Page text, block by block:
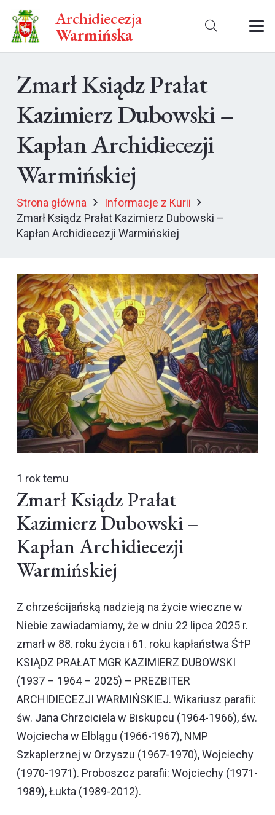
Archidiecezja
Warmińska
Zmarł Ksiądz Prałat
Kazimierz Dubowski –
Kapłan Archidiecezji
Warmińskiej
Strona główna
Informacje z Kurii
Zmarł Ksiądz Prałat Kazimierz Dubowski –
Kapłan Archidiecezji Warmińskiej
1 rok temu
Zmarł Ksiądz Prałat
Kazimierz Dubowski –
Kapłan Archidiecezji
Warmińskiej
Z chrześcijańską nadzieją na życie wieczne w
Niebie zawiadamiamy, że w dniu 22 lipca 2025 r.
zmarł w 88. roku życia i 61. roku kapłaństwa Ś†P
KSIĄDZ PRAŁAT MGR KAZIMIERZ DUBOWSKI
(1937 – 1964 – 2025) – PREZBITER
ARCHIDIECEZJI WARMIŃSKIEJ. Wikariusz parafii:
św. Jana Chrzciciela w Biskupcu (1964-1966), św.
Wojciecha w Elblągu (1966-1967), NMP
Szkaplerznej w Orzyszu (1967-1970), Wojciechy
(1970-1971). Proboszcz parafii: Wojciechy (1971-
1989), Łukta (1989-2012).